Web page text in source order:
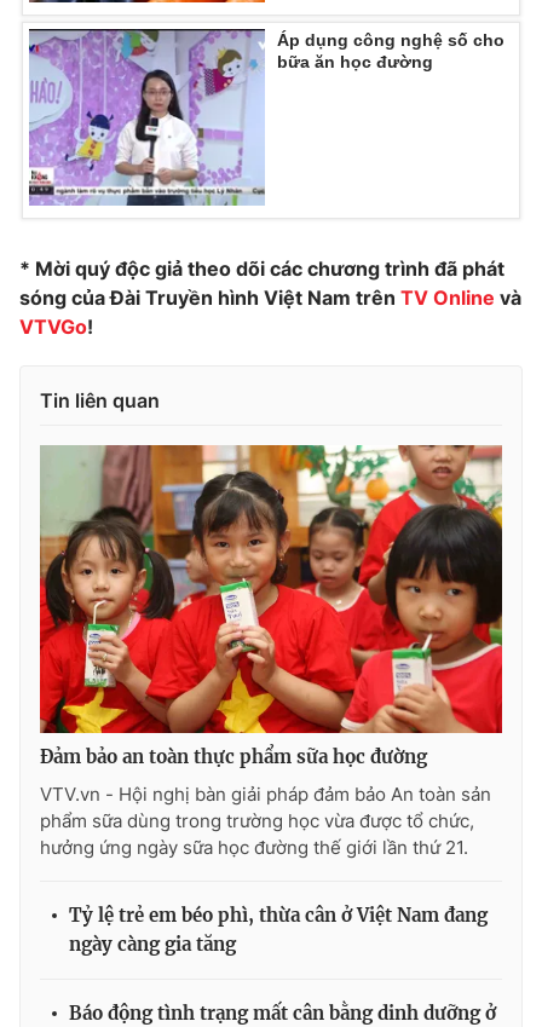
Ðiện thoại Thời báo VTV:024.66 897 897
Email:toasoan@vtv.vn
Liên hệ quảng cáo:024-7300.7108
thuận bằng văn bản. Ghi rõ nguồn VTV.vn khi phát hành lại
thông tin từ website này.
Áp dụng công nghệ số cho
bữa ăn học đường
* Mời quý độc giả theo dõi các chương trình đã phát
sóng của Đài Truyền hình Việt Nam trên TV Online và
VTVGo!
Tin liên quan
Đảm bảo an toàn thực phẩm sữa học đường
VTV.vn - Hội nghị bàn giải pháp đảm bảo An toàn sản
phẩm sữa dùng trong trường học vừa được tổ chức,
hưởng ứng ngày sữa học đường thế giới lần thứ 21.
Tỷ lệ trẻ em béo phì, thừa cân ở Việt Nam đang
ngày càng gia tăng
Báo động tình trạng mất cân bằng dinh dưỡng ở